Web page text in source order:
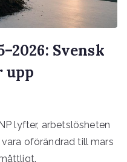
Svensk
upp
lyfter, arbetslösheten
oförändrad till mars